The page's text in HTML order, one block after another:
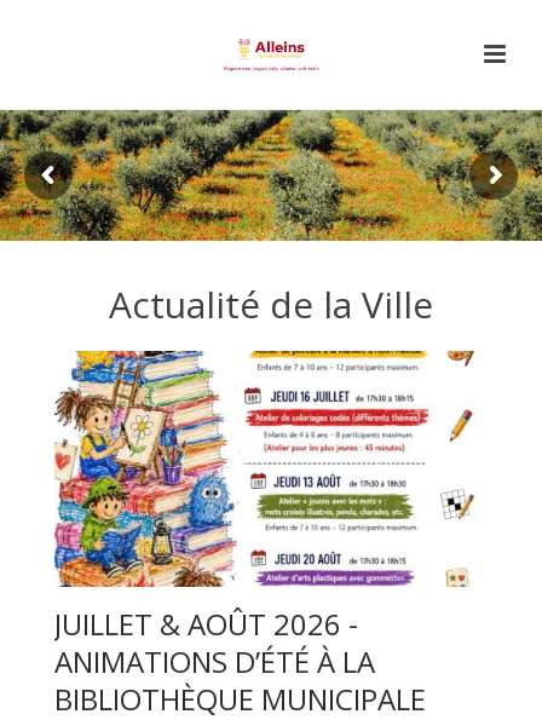
Actualité de la Ville
JUILLET & AOÛT 2026 -
ANIMATIONS D’ÉTÉ À LA
BIBLIOTHÈQUE MUNICIPALE